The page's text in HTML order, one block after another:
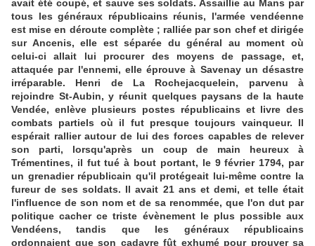
avait été coupé, et sauve ses soldats. Assaillie au Mans par
tous les généraux républicains réunis, l'armée vendéenne
est mise en déroute complète ; ralliée par son chef et dirigée
sur Ancenis, elle est séparée du général au moment où
celui-ci allait lui procurer des moyens de passage, et,
attaquée par l'ennemi, elle éprouve à Savenay un désastre
irréparable. Henri de La Rochejacquelein, parvenu à
rejoindre St-Aubin, y réunit quelques paysans de la haute
Vendée, enlève plusieurs postes républicains et livre des
combats partiels où il fut presque toujours vainqueur. Il
espérait rallier autour de lui des forces capables de relever
son parti, lorsqu'après un coup de main heureux à
Trémentines, il fut tué à bout portant, le 9 février 1794, par
un grenadier républicain qu'il protégeait lui-même contre la
fureur de ses soldats. Il avait 21 ans et demi, et telle était
l'influence de son nom et de sa renommée, que l'on dut par
politique cacher ce triste évènement le plus possible aux
Vendéens, tandis que les généraux républicains
ordonnaient que son cadavre fût exhumé pour prouver sa